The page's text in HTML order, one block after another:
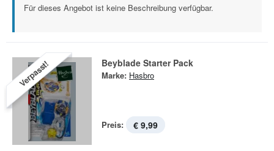
Für dieses Angebot ist keine Beschreibung verfügbar.
Verpasst! Beyblade Starter Pack
Marke: Hasbro
Preis: € 9,99